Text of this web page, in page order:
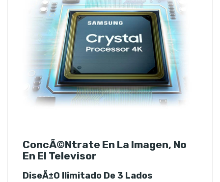
ConcÃ©ntrate En La Imagen, No
En El Televisor
DiseÃ±o Ilimitado De 3 Lados